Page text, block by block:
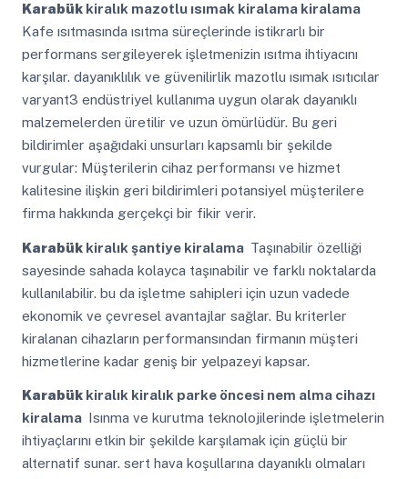
Karabükkiralık mazotlu ısımak kiralama kiralama
Kafe ısıtmasında ısıtma süreçlerinde istikrarlı bir
performans sergileyerek işletmenizin ısıtma ihtiyacını
karşılar. dayanıklılık ve güvenilirlik mazotlu ısımak ısıtıcılar
varyant3 endüstriyel kullanıma uygun olarak dayanıklı
malzemelerden üretilir ve uzun ömürlüdür. Bu geri
bildirimler aşağıdaki unsurları kapsamlı bir şekilde
vurgular: Müşterilerin cihaz performansı ve hizmet
kalitesine ilişkin geri bildirimleri potansiyel müşterilere
firma hakkında gerçekçi bir fikir verir.
Karabükkiralık şantiye kiralama Taşınabilir özelliği
sayesinde sahada kolayca taşınabilir ve farklı noktalarda
kullanılabilir. bu da işletme sahipleri için uzun vadede
ekonomik ve çevresel avantajlar sağlar. Bu kriterler
kiralanan cihazların performansından firmanın müşteri
hizmetlerine kadar geniş bir yelpazeyi kapsar.
Karabükkiralık kiralık parke öncesi nem alma cihazı
kiralama Isınma ve kurutma teknolojilerinde işletmelerin
ihtiyaçlarını etkin bir şekilde karşılamak için güçlü bir
alternatif sunar. sert hava koşullarına dayanıklı olmaları